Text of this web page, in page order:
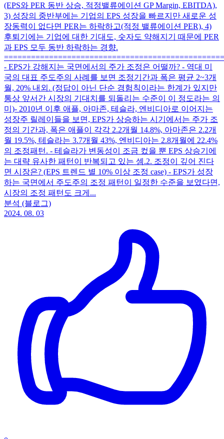
(EPS와 PER 동반 상승, 적정밸류에이션 GP Margin, EBITDA),
3) 성장의 중반부에는 기업의 EPS 성장을 빠르지만 새로운 성
장동력이 없다면 PER는 하락하고(적정 밸류에이션 PER), 4)
후퇴기에는 기업에 대한 기대도, 숫자도 약해지기 때문에 PER
과 EPS 모두 동반 하락하는 경향.
- EPS가 강해지는 국면에서의 주가 조정은 어떨까? - 역대 미
국의 대표 주도주의 사례를 보면 조정기간과 폭은 평균 2~3개
월, 20% 내외. (정답이 아닌 단순 경험칙이라는 한계가 있지만
통상 앞서간 시장의 기대치를 되돌리는 수준이 이 정도라는 의
미) ​ - 2010년 이후 애플, 아마존, 테슬라, 엔비디아로 이어지는
성장주 릴레이들을 보면, EPS가 상승하는 시기에서는 주가 조
정의 기간과, 폭은 애플이 각각 2.2개월 14.8%, 아마존은 2.2개
월 19.5%, 테슬라는 3.7개월 43%, 엔비디아는 2.8개월에 22.4%
의 조정패턴. - 테슬라가 변동성이 조금 컸을 뿐 EPS 상승기에
는 대략 유사한 패턴이 반복되고 있는 셈. ​ 2. 조정이 깊어 진다
면 시장은? (EPS 트렌드 별 10% 이상 조정 case) - EPS가 성장
하는 국면에서 주도주의 조정 패턴이 일정한 수준을 보였다면,
시장의 조정 패턴도 크게...
분석 (블로그)
2024. 08. 03